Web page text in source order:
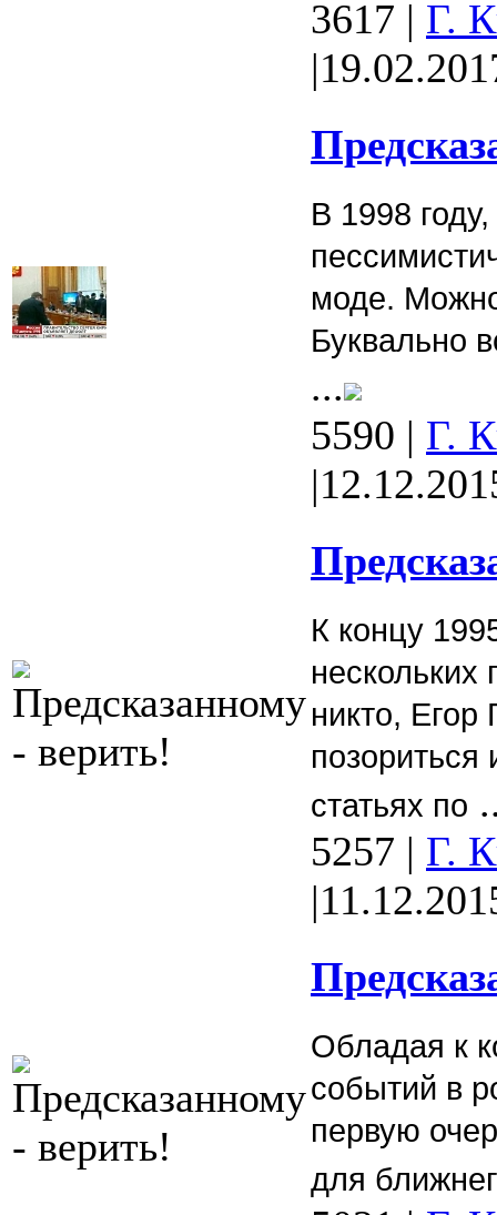
3617 | Г.
|
В 1998
моде.
Буквально
...
5590 | Г.
|
К концу
нескольких
никто,
позориться
статьях по
5257 | Г.
|
Обладая к
событий в
первую
для